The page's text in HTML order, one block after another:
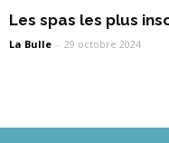
Les spas les plus
La Bulle - 29 octobre 2024